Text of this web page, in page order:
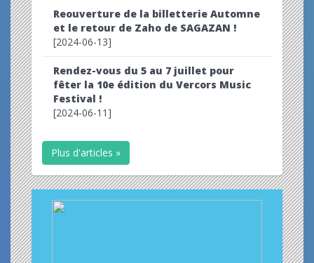
Reouverture de la billetterie Automne
et le retour de Zaho de SAGAZAN !
[2024-06-13]
Rendez-vous du 5 au 7 juillet pour
fêter la 10e édition du Vercors Music
Festival !
[2024-06-11]
Plus d'articles »